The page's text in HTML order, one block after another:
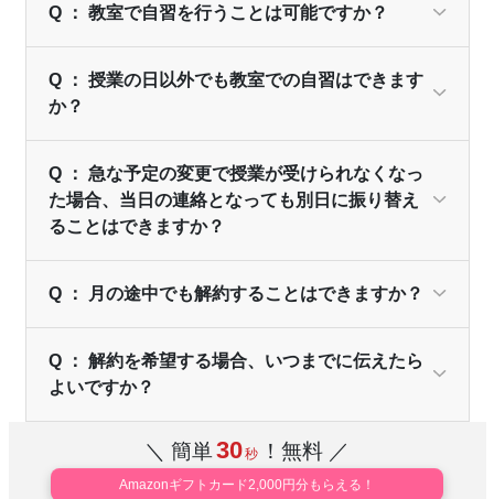
Q ： 教室で自習を行うことは可能ですか？
Q ： 授業の日以外でも教室での自習はできます
か？
Q ： 急な予定の変更で授業が受けられなくなっ
た場合、当日の連絡となっても別日に振り替え
ることはできますか？
Q ： 月の途中でも解約することはできますか？
Q ： 解約を希望する場合、いつまでに伝えたら
よいですか？
＼ 簡単30秒 ！無料 ／
Amazonギフトカード2,000円分もらえる！